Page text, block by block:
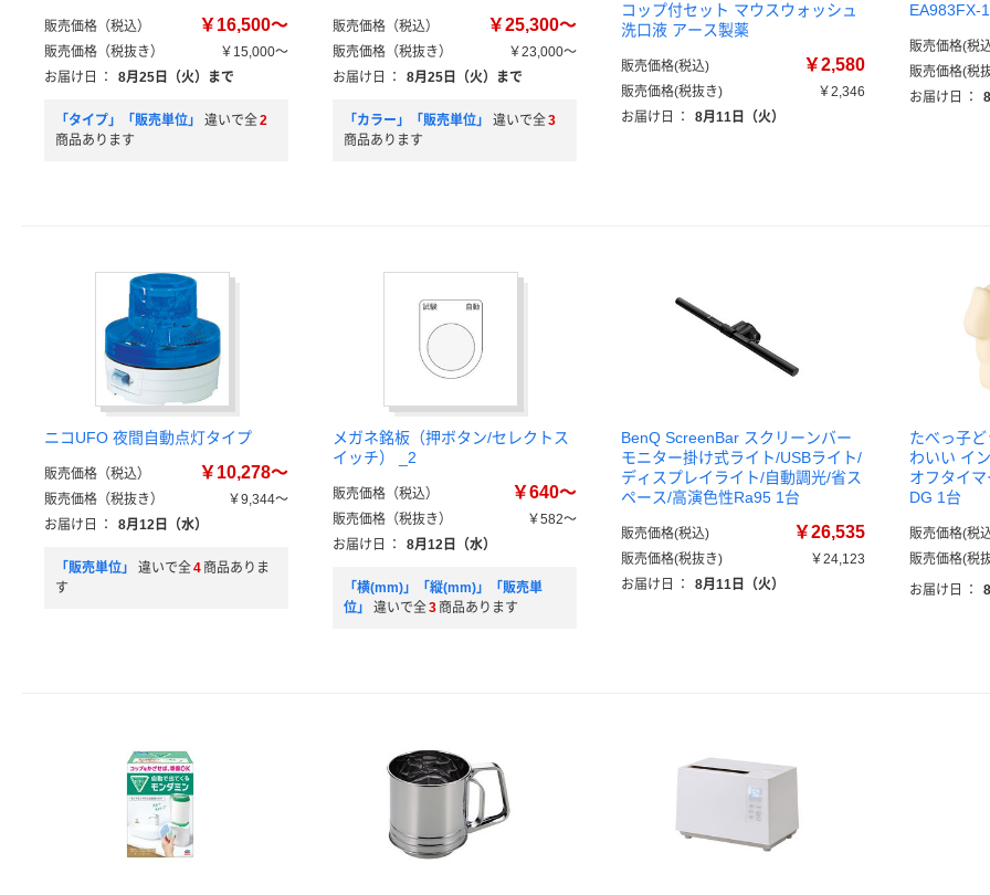
販売価格（税込） ￥16,500～
販売価格（税抜き）
￥15,000～
お届け日
： 8月25日（火）まで
「タイプ」「販売単位」 違いで全2
商品あります
販売価格（税込） ￥25,300～
販売価格（税抜き）
￥23,000～
お届け日
： 8月25日（火）まで
「カラー」「販売単位」 違いで全3
商品あります
コップ付セット マウスウォッシュ
洗口液 アース製薬
販売価格(税込) ￥2,580
販売価格(税抜き)
￥2,346
お届け日
： 8月11日（火）
EA983FX-
販売価格(税
販売価格(税
お届け日
：
ニコUFO 夜間自動点灯タイプ
販売価格（税込） ￥10,278～
販売価格（税抜き）
￥9,344～
お届け日
： 8月12日（水）
「販売単位」 違いで全4 商品ありま
す
メガネ銘板（押ボタン/セレクトス
イッチ） _2
販売価格（税込） ￥640～
販売価格（税抜き）
￥582～
お届け日
： 8月12日（水）
「横(mm)」「縦(mm)」「販売単
位」
違いで全3 商品あります
BenQ ScreenBar スクリーンバー
モニター掛け式ライト/USBライト/
ディスプレイライト/自動調光/省ス
ペース/高演色性Ra95 1台
販売価格(税込) ￥26,535
販売価格(税抜き)
￥24,123
お届け日
： 8月11日（火）
たべっ子
わいい イ
オフタイ
DG 1台
販売価格(税
販売価格(税
お届け日
：